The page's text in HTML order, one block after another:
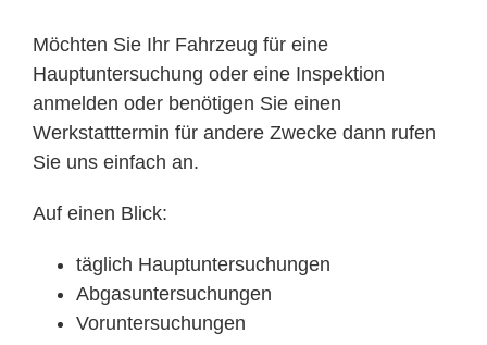
Kontakt & Anfahrt
Möchten Sie Ihr Fahrzeug für eine
Hauptuntersuchung oder eine Inspektion
anmelden oder benötigen Sie einen
Werkstatttermin für andere Zwecke dann rufen
Sie uns einfach an.
Auf einen Blick:
täglich Hauptuntersuchungen
Abgasuntersuchungen
Voruntersuchungen